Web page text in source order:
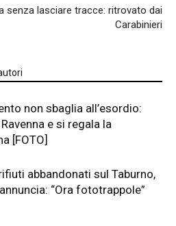
senza lasciare tracce: ritrovato dai
Carabinieri
non sbaglia all’esordio:
e si regala la
[FOTO]
abbandonati sul Taburno,
“Ora fototrappole”